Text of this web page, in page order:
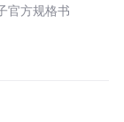
官方规格书